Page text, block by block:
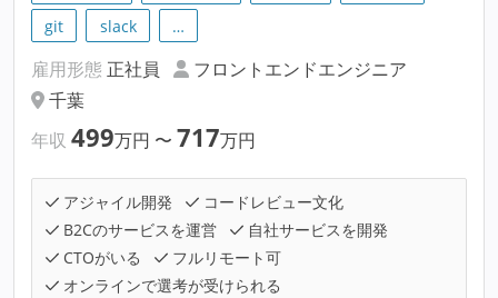
git
slack …
雇用形態 正社員
フロントエンドエンジニア
千葉
年収 499万円 〜 717万円
アジャイル開発
コードレビュー文化
B2Cのサービスを運営
自社サービスを開発
CTOがいる
フルリモート可
オンラインで選考が受けられる